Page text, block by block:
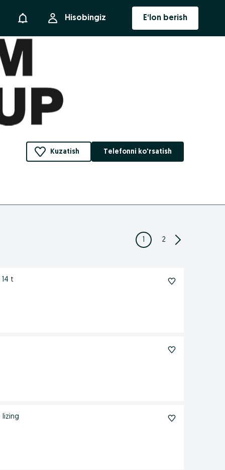
Bildirishnoma Hisobingiz E‘lon berish
Kuzatish Telefonni ko'rsatish
1 2
t
lizing